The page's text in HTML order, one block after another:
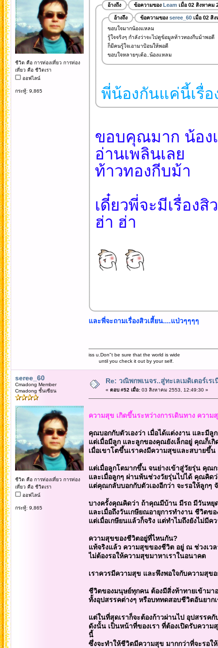
ชีวิต คือ การท่องเที่ยว การท่อง
เที่ยว คือ ชีวิตเรา
ออฟไลน์
กระทู้: 9,865
อ้างถึง ข้อความของ Leam เมื่อ 02 สิงหาคม
อ้างถึง ข้อความของ seree_60เมื่อ 02 สิง
ขอบใจมากน้องแหลม
รู้ใจจริงๆ กำลังว่าจะไปดูข้อมูลท้าวทองกีบม้าพอดี
ก็มีคนรู้ใจเอามาป้อนให้พอดี
ขอบใจหลายๆเด้อ..น้องแหลม
พี่น้องกันแค่นี้เรื่อ
ขอบคุณมาก น้อง
อ่านเพลินเลย
ท้าวทองกีบม้า
เดี๋ยวพี่จะมีเรื่อง
ฮ่า ฮ่า
และพี่จะถามเรื่องสิวเสี้ยน....แป่วๆๆๆๆ
iss u.Don"t be sure that the world is wide
until you check it out by your self.
seree_60
Cmadong Member
Cmadong ชั้นเซียน
ชีวิต คือ การท่องเที่ยว การท่อง
เที่ยว คือ ชีวิตเรา
ออฟไลน์
กระทู้: 9,865
Re: วณิพกพเนจร..สู่ทะเลเมดิเตอร์เร
« ตอบ #52 เมื่อ:03 สิงหาคม 2553, 12:49:30 »
ความสุข เกิดขึ้นระหว่างการเดินทาง ความ
คุณบอกกับตัวเองว่า เมื่อได้แต่งงาน และมี
แต่เมื่อมีลูก และลูกของคุณยังเล็กอยู่ คุณก็เกิ
เมื่อเขาโตขึ้นเราคงมีความสุขและสบายขึ้น
แต่เมื่อลูกโตมากขึ้น จนย่างเข้าสู่วัยรุ่น คุณก
และเมื่อลูกๆ ผ่านพ้นช่วงวัยรุ่นไปได้ คุณคิ
แต่คุณกลับบอกกับตัวเองอีกว่า จะรอให้ลูกๆ
บางครั้งคุณคิดว่า ถ้าคุณมีบ้าน มีรถ มีวันหยุ
และเมื่อถึงวันเกษียณอายุการทำงาน ชีวิต
แต่เมื่อเกษียนแล้วก็จริง แต่ทำไมถึงยังไม่มีค
ความสุขของชีวิตอยู่ที่ไหนกัน?
แท้จริงแล้ว ความสุขของชีวิต อยู่ ณ ช่วงเว
ไม่ต้องรอให้ความสุขมาหาเราในอนาคต
เราควรมีความสุข และพึงพอใจกับความสุข
ชีวิตของมนุษย์ทุกคน ต้องมีสิ่งท้าทายเข้ามา
ทั้งอุปสรรคต่างๆ หรือบททดสอบชีวิตอันยาก
แต่ในที่สุดเราก็จะต้องก้าวผ่านไป อุปสรรค
ดังนั้น เป็นหน้าที่ของเรา ที่ต้องเปิดรับควา
นี้
ซึ่งจะทำให้ชีวิตมีความสุข มากกว่าที่จะรอใ